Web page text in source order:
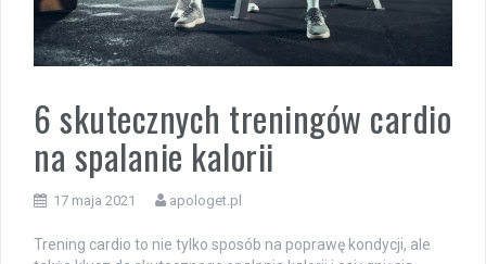
6 skutecznych treningów cardio
na spalanie kalorii
17 maja 2021 apologet.pl
Trening cardio to nie tylko sposób na poprawę kondycji, ale